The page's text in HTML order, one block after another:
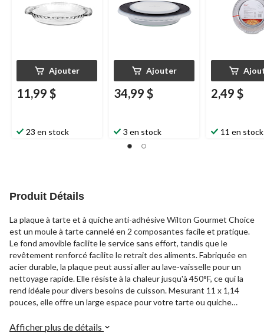
Ajouter
11,99 $
23 en stock
Ajouter
34,99 $
3 en stock
2,49 $
11 en stock
Produit Détails
La plaque à tarte et à quiche anti-adhésive Wilton Gourmet Choice
est un moule à tarte cannelé en 2 composantes facile et pratique.
Le fond amovible facilite le service sans effort, tandis que le
revêtement renforcé facilite le retrait des aliments. Fabriquée en
acier durable, la plaque peut aussi aller au lave-vaisselle pour un
nettoyage rapide. Elle résiste à la chaleur jusqu'à 450°F, ce qui la
rend idéale pour divers besoins de cuisson. Mesurant 11 x 1,14
pouces, elle offre un large espace pour votre tarte ou quiche
Afficher plus de détails